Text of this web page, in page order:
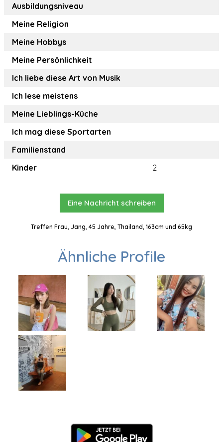
Ausbildungsniveau
Meine Religion
Meine Hobbys
Meine Persönlichkeit
Ich liebe diese Art von Musik
Ich lese meistens
Meine Lieblings-Küche
Ich mag diese Sportarten
Familienstand
Kinder
2
Eine Nachricht schreiben
Treffen Frau, Jang, 45 Jahre, Thailand, 163cm und 65kg
Ähnliche Profile